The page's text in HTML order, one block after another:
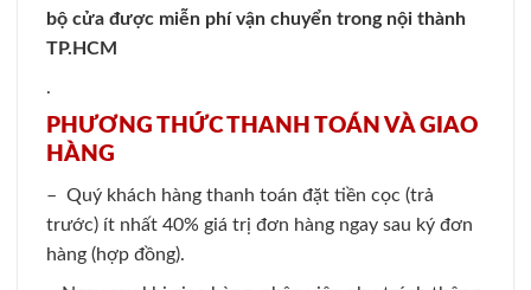
bộ cửa được miễn phí vận chuyển trong nội thành
TP.HCM
.
PHƯƠNG THỨC THANH TOÁN VÀ GIAO
HÀNG
– Quý khách hàng thanh toán đặt tiền cọc (trả
trước) ít nhất 40% giá trị đơn hàng ngay sau ký đơn
hàng (hợp đồng).